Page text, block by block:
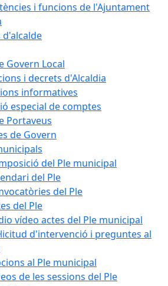
i funcions de l'Ajuntament
d'alcalde
Govern Local
i decrets d'Alcaldia
informatives
especial de comptes
Portaveus
de Govern
del Ple municipal
del Ple
del Ple
del Ple
vídeo actes del Ple municipal
d'intervenció i preguntes al
al Ple municipal
de les sessions del Ple